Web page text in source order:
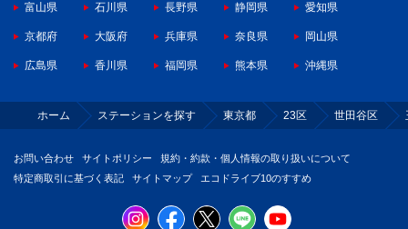
富山県 石川県 長野県 静岡県 愛知県
京都府 大阪府 兵庫県 奈良県 岡山県
広島県 香川県 福岡県 熊本県 沖縄県
ホーム ステーションを探す 東京都 23区 世田谷区
お問い合わせ サイトポリシー
規約・約款・個人情報の取り扱いについて
特定商取引に基づく表記
サイトマップ エコドライブ10のすすめ